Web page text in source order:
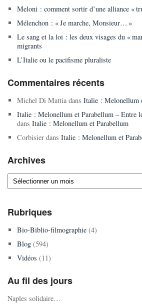
Meloni : comment sortir d’une alliance «
Mélenchon : « Je marche, Monsieur… »
Le sang et la loi : les deux visages du «
migrants
L’Italie ou le pacifisme pluraliste
Commentaires récents
Michel Di Mattiadans Italie : Melonellum
Italie : Melonellum et Parabellum – Entre
dans Italie : Melonellum et Parabellum
Corbisierdans Italie : Melonellum et
Archives
Archives
Rubriques
Bio-Biblio-filmographie(4)
Blog(594)
Vidéos (11)
Au fil des jours
Naples solidaire…